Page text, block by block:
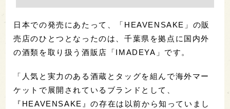
日本での発売にあたって、「HEAVENSAKE」の販
売店のひとつとなったのは、千葉県を拠点に国内外
の酒類を取り扱う酒販店「IMADEYA」です。
「人気と実力のある酒蔵とタッグを組んで海外マー
ケットで展開されているブランドとして、
『HEAVENSAKE』の存在は以前から知っていまし